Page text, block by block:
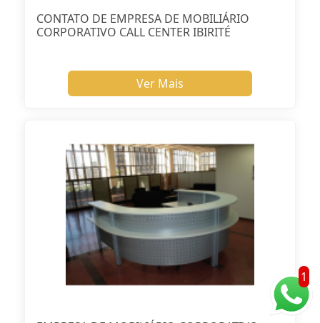
CONTATO DE EMPRESA DE MOBILIÁRIO
CORPORATIVO CALL CENTER IBIRITÉ
Ver Mais
1